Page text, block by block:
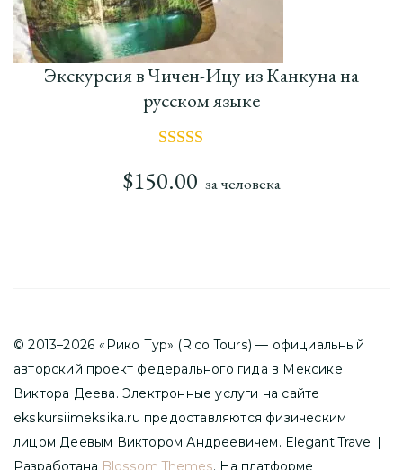
Экскурсия в Чичен-Ицу из Канкуна на
русском языке
из 5
$150.00 за человека
© 2013–2026 «Рико Тур» (Rico Tours) — официальный
авторский проект федерального гида в Мексике
Виктора Деева. Электронные услуги на сайте
ekskursiimeksika.ru предоставляются физическим
лицом Деевым Виктором Андреевичем. Elegant Travel |